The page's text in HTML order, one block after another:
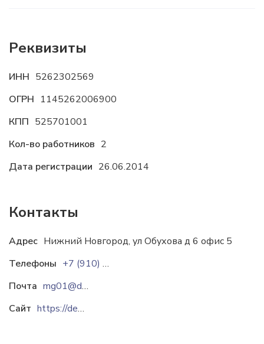
Реквизиты
ИНН 5262302569
ОГРН 1145262006900
КПП 525701001
Кол-во работников 2
Дата регистрации 26.06.2014
Контакты
Адрес Нижний Новгород, ул Обухова д 6 офис 5
Телефоны
+7 (910) 878-38-78
Почта
mg01@deshevlenenaidesh.ru
Сайт
https://deshevlenenaidesh.ru